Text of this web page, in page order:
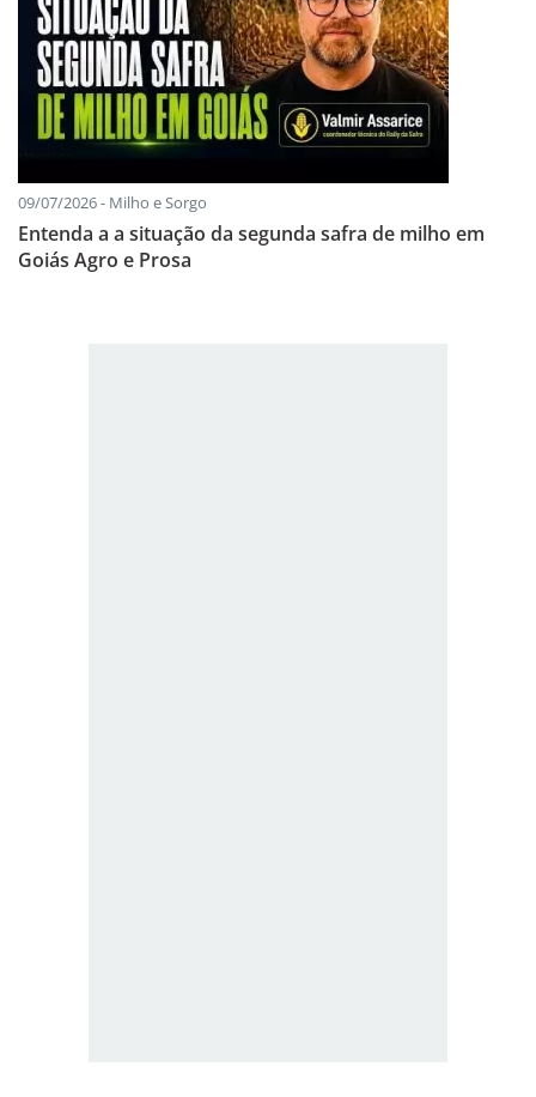
09/07/2026 - Milho e Sorgo
Entenda a a situação da segunda safra de milho em
Goiás Agro e Prosa